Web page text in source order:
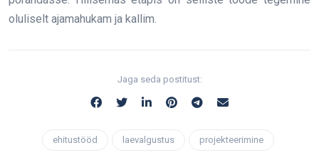
oluliselt ajamahukam ja kallim.
Jaga seda postitust:
ehitustööd laevalgustus projekteerimine